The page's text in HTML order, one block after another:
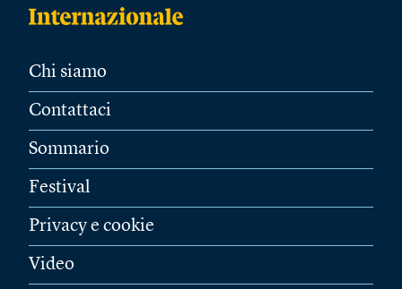
Chi siamo
Contattaci
Sommario
Festival
Privacy e cookie
Video